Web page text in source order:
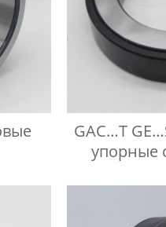
GAC…T
упорные